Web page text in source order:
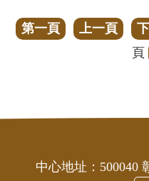
第一頁 上一頁
頁
中心地址：500040